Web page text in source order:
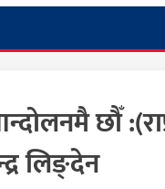
छौँ
लिङ्देन